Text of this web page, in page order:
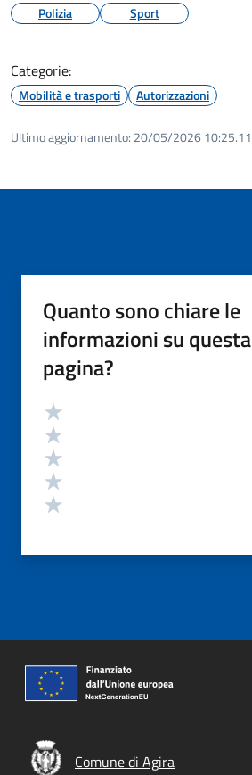
Polizia Sport
Categorie:
Mobilità e trasporti Autorizzazioni
Ultimo aggiornamento: 20/05/2026 10:25.11
Quanto sono chiare le
informazioni su questa
pagina?
Valutazione
Comune di Agira